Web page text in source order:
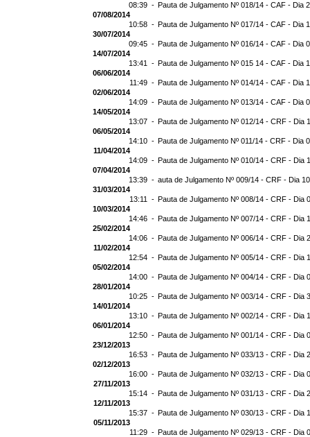
08:39 - Pauta de Julgamento Nº 018/14 - CAF - Dia
07/08/2014
10:58 - Pauta de Julgamento Nº 017/14 - CAF - Dia
30/07/2014
09:45 - Pauta de Julgamento Nº 016/14 - CAF - Dia
14/07/2014
13:41 - Pauta de Julgamento Nº 015 14 - CAF - Dia
06/06/2014
11:49 - Pauta de Julgamento Nº 014/14 - CAF - Dia
02/06/2014
14:09 - Pauta de Julgamento Nº 013/14 - CAF - Dia
14/05/2014
13:07 - Pauta de Julgamento Nº 012/14 - CRF - Dia
06/05/2014
14:10 - Pauta de Julgamento Nº 011/14 - CRF - Dia
11/04/2014
14:09 - Pauta de Julgamento Nº 010/14 - CRF - Dia
07/04/2014
13:39 - auta de Julgamento Nº 009/14 - CRF - Dia
31/03/2014
13:11 - Pauta de Julgamento Nº 008/14 - CRF - Dia
10/03/2014
14:46 - Pauta de Julgamento Nº 007/14 - CRF - Dia
25/02/2014
14:06 - Pauta de Julgamento Nº 006/14 - CRF - Dia
11/02/2014
12:54 - Pauta de Julgamento Nº 005/14 - CRF - Dia
05/02/2014
14:00 - Pauta de Julgamento Nº 004/14 - CRF - Dia
28/01/2014
10:25 - Pauta de Julgamento Nº 003/14 - CRF - Dia
14/01/2014
13:10 - Pauta de Julgamento Nº 002/14 - CRF - Dia
06/01/2014
12:50 - Pauta de Julgamento Nº 001/14 - CRF - Dia
23/12/2013
16:53 - Pauta de Julgamento Nº 033/13 - CRF - Dia
02/12/2013
16:00 - Pauta de Julgamento Nº 032/13 - CRF - Dia
27/11/2013
15:14 - Pauta de Julgamento Nº 031/13 - CRF - Dia
12/11/2013
15:37 - Pauta de Julgamento Nº 030/13 - CRF - Dia
05/11/2013
11:29 - Pauta de Julgamento Nº 029/13 - CRF - Dia